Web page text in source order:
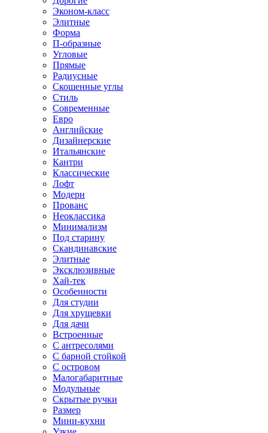
Эконом-класс
Элитные
Форма
П-образные
Угловые
Прямые
Радиусные
Скошенные углы
Стиль
Современные
Евро
Английские
Дизайнерские
Итальянские
Кантри
Классические
Лофт
Модерн
Прованс
Неоклассика
Минимализм
Под старину
Скандинавские
Элитные
Эксклюзивные
Хай-тек
Особенности
Для студии
Для хрущевки
Для дачи
Встроенные
С антресолями
С барной стойкой
С островом
Малогабаритные
Модульные
Скрытые ручки
Размер
Мини-кухни